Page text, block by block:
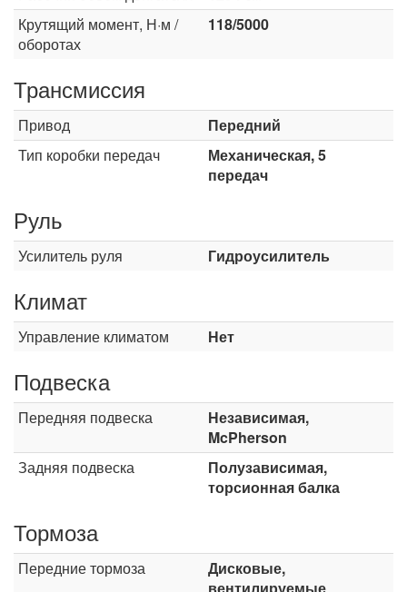
Крутящий момент, Н·м /
оборотах
118/5000
Трансмиссия
Привод
Передний
Тип коробки передач
Механическая, 5
передач
Руль
Усилитель руля Гидроусилитель
Климат
Управление климатом Нет
Подвеска
Передняя подвеска
Независимая,
McPherson
Задняя подвеска
Полузависимая,
торсионная балка
Тормоза
Передние тормоза
Дисковые,